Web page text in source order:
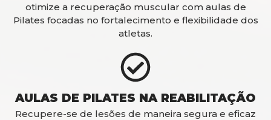
otimize a recuperação muscular com aulas de
Pilates focadas no fortalecimento e flexibilidade dos
atletas.
AULAS DE PILATES NA REABILITAÇÃO
Recupere-se de lesões de maneira segura e eficaz